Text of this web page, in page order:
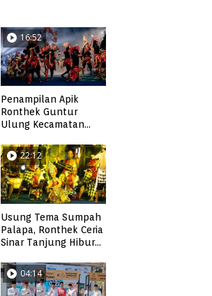
16:52
Penampilan Apik
Ronthek Guntur
Ulung Kecamatan
22:12
Usung Tema Sumpah
Palapa, Ronthek Ceria
Sinar Tanjung Hibur
FRP 2023
04:14